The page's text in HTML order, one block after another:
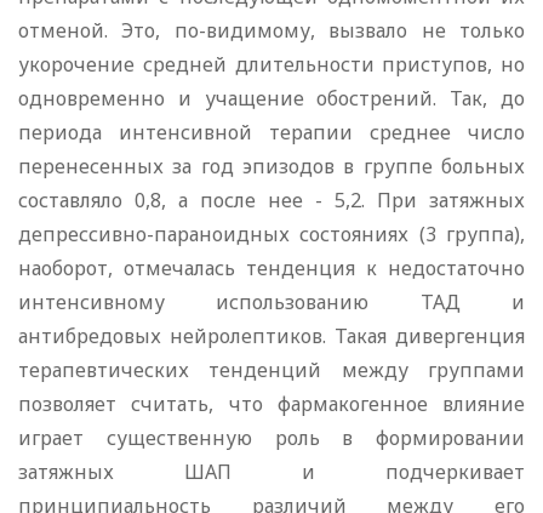
отменой. Это, по-видимому, вызвало не только
укорочение средней длительности приступов, но
одновременно и учащение обострений. Так, до
периода интенсивной терапии среднее число
перенесенных за год эпизодов в группе больных
составляло 0,8, а после нее - 5,2. При затяжных
депрессивно-параноидных состояниях (3 группа),
наоборот, отмечалась тенденция к недостаточно
интенсивному использованию ТАД и
антибредовых нейролептиков. Такая дивергенция
терапевтических тенденций между группами
позволяет считать, что фармакогенное влияние
играет существенную роль в формировании
затяжных ШАП и подчеркивает
принципиальность различий между его